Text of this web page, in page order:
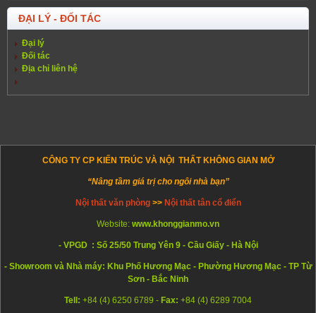
ĐẠI LÝ - ĐỐI TÁC
Đại lý
Đối tác
Địa chỉ liên hệ
CÔNG TY CP KIẾN TRÚC VÀ NỘI THẤT KHÔNG GIAN MỞ
“Nâng tầm giá trị cho ngôi nhà bạn”
Nội thất văn phòng >> Nội thất tân cổ điển
Website: www.khonggianmo.vn
- VPGD : Số 25/50 Trung Yên 9 - Cầu Giấy - Hà Nội
- Showroom và Nhà máy: Khu Phố Hương Mạc - Phường Hương Mạc - TP Từ
Sơn - Bắc Ninh
Tell: +84 (4) 6250 6789 - Fax: +84 (4) 6289 7004